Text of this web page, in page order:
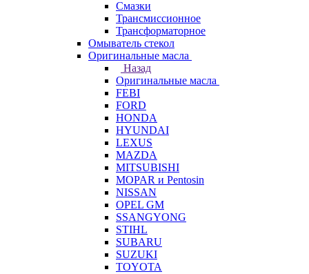
Смазки
Трансмиссионное
Трансформаторное
Омыватель стекол
Оригинальные масла
Назад
Оригинальные масла
FEBI
FORD
HONDA
HYUNDAI
LEXUS
MAZDA
MITSUBISHI
MOPAR и Pentosin
NISSAN
OPEL GM
SSANGYONG
STIHL
SUBARU
SUZUKI
TOYOTA